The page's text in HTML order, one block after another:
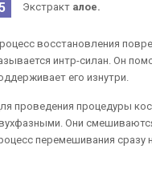
Экстракт алое.
восстановления
интр-силан. Он
его изнутри.
проведения процедуры
Они
перемешивания сразу